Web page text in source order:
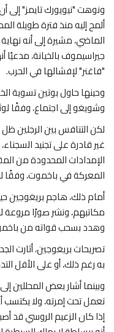
ونوهت "نيويورك تايمز" إلى
ألمح إليه منذ فترة طويلة
الماضي، مشيرة إلى أنه
جيراسيموف بالخيانة،
"فاغنر" لإفشالها في الحرب.
وحينها حاول بوتين تسوية
وشويغو إلى اجتماع، وفقًا
لكن التنافس بين الرجلين
غير قادرة على تجنيد
الإمدادات المحدودة من
المعركة في باخموت، وفقًا
أمام ذلك، هاجم بريغوجين
مكاتبهم، ونشر صورًا مروعة
وهدد بسحب قواته من
تصريحات بريغوجين، أثارت
به رغم ذلك، أو على الأقل
وبينما أشار بعض المحللين
تعمل تحت إمرته، ولا
إذا كان الزعيم الروسي قد